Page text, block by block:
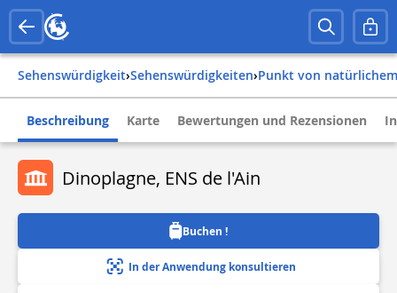
Sehenswürdigkeit› Sehenswürdigkeiten› Punkt von
Beschreibung Karte Bewertungen und Rezensionen
Dinoplagne, ENS de l'Ain
Buchen !
In der Anwendung konsultieren